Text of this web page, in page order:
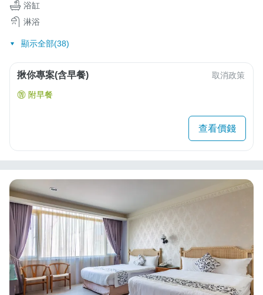
浴缸
淋浴
顯示全部(38)
揪你專案(含早餐) 取消政策
附早餐
查看價錢